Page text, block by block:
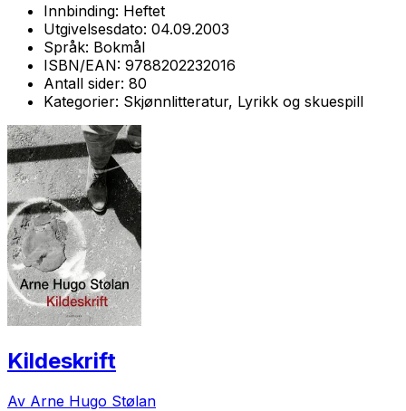
Innbinding: Heftet
Utgivelsesdato: 04.09.2003
Språk: Bokmål
ISBN/EAN: 9788202232016
Antall sider: 80
Kategorier: Skjønnlitteratur, Lyrikk og skuespill
Kildeskrift
Av Arne Hugo Stølan